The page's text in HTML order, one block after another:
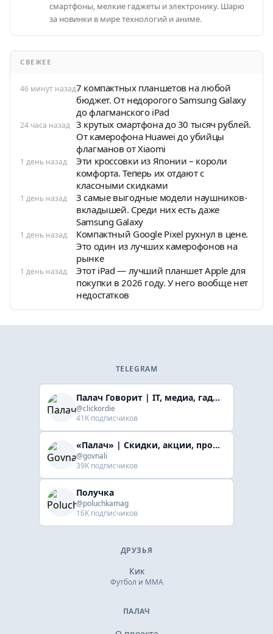
смартфоны, мелкие гаджеты и электронику. Шарю
за новинки в мире технологий и аниме.
СВЕЖЕЕ
46 минут назад7 компактных планшетов на любой
бюджет. От недорогого Samsung Galaxy
до флагманского iPad
24 часа назад 3 крутых смартфона до 30 тысяч рублей.
От камерофона Huawei до убийцы
флагманов от Xiaomi
1 день назад
Эти кроссовки из Японии – короли
комфорта. Теперь их отдают с
классными скидками
1 день назад
3 самые выгодные модели наушников-
вкладышей. Среди них есть даже
Samsung Galaxy
1 день назад
Компактный Google Pixel рухнул в цене.
Это один из лучших камерофонов на
рынке
1 день назад
Этот iPad — лучший планшет Apple для
покупки в 2026 году. У него вообще нет
недостатков
TELEGRAM
Палач Говорит | IT, медиа, гaджеты, скидки
@clickordie
41K подписчиков
«Палач» | Скидки, акции, промокоды
@govnali
39K подписчиков
Получка
@poluchkamag
16K подписчиков
ДРУЗЬЯ
Кик
Футбол и ММА
ПАЛАЧ